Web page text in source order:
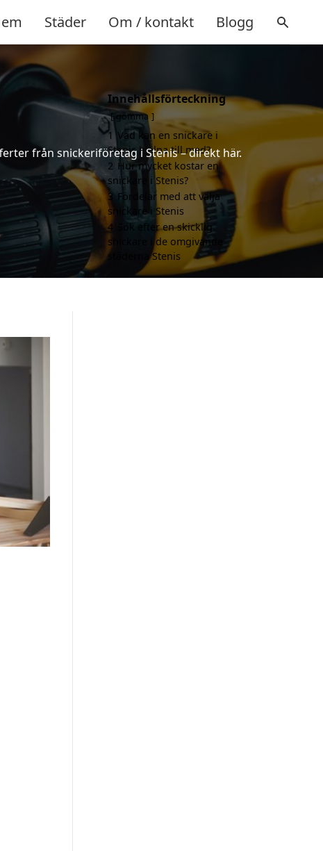
Städer Om / kontakt Blogg
från snickeriföretag i Stenis – direkt här.
Innehållsförteckning
gömma
1 Vad kan en snickare i
Stenis hjälpa till med?
2 Hur mycket kostar en
snickare i Stenis?
3 Fördelar med att välja
snickare i Stenis
4
Sök efter en skicklig
snickare i de omgivande
städerna Stenis